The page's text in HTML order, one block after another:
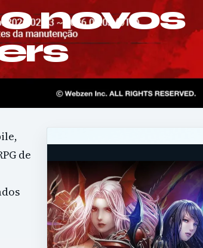
novos
de